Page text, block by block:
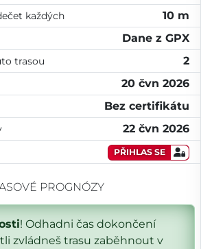
každých 10 m
Dane z GPX
trasou 2
20 čvn 2026
Bez certifikátu
22 čvn 2026
PŘIHLAS SE
PROGNÓZY
! Odhadni čas dokončení
zvládneš trasu zaběhnout v